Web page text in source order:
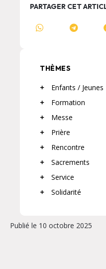
PARTAGER CET
THÈMES
Enfants / Jeunes
Formation
Messe
Prière
Rencontre
Sacrements
Service
Solidarité
Publié le 10 octobre 2025